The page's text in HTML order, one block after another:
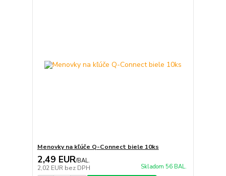
Menovky na kľúče Q-Connect biele 10ks
2,49 EUR/BAL.
2,02 EUR bez DPH Skladom 56 BAL.